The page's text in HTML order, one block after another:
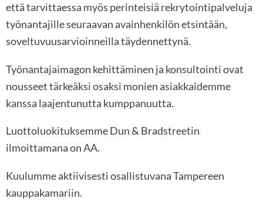
että tarvittaessa myös perinteisiä rekrytointipalveluja
työnantajille seuraavan avainhenkilön etsintään,
soveltuvuusarvioinneilla täydennettynä.
Työnantajaimagon kehittäminen ja konsultointi ovat
nousseet tärkeäksi osaksi monien asiakkaidemme
kanssa laajentunutta kumppanuutta.
Luottoluokituksemme Dun & Bradstreetin
ilmoittamana on AA.
Kuulumme aktiivisesti osallistuvana Tampereen
kauppakamariin.